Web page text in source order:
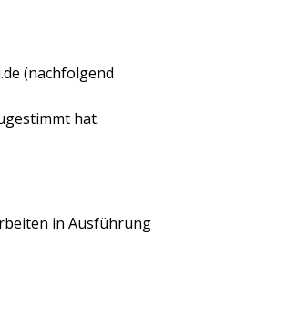
(nachfolgend
hat.
in Ausführung